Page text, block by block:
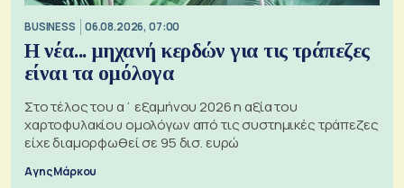
BUSINESS 06.08.2026, 07:00
Η νέα... μηχανή κερδών για τις τράπεζες
είναι τα ομόλογα
Στο τέλος του α΄ εξαμήνου 2026 η αξία του
χαρτοφυλακίου ομολόγων από τις συστημικές τράπεζες
είχε διαμορφωθεί σε 95 δισ. ευρώ
Αγης Μάρκου